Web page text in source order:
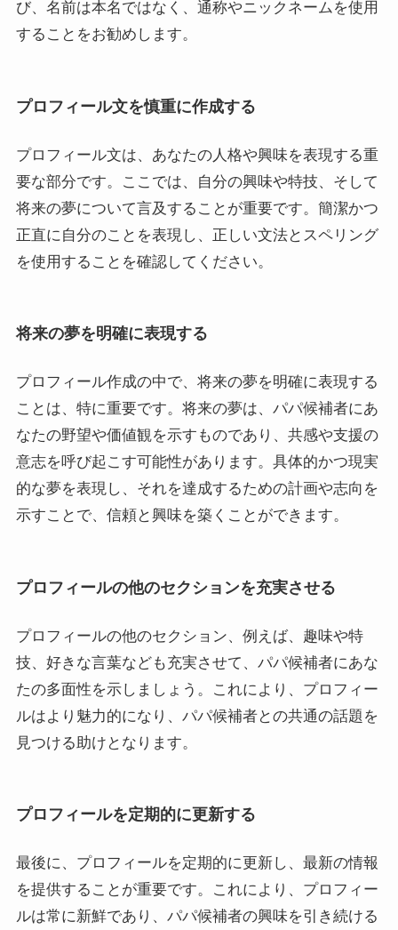
び、名前は本名ではなく、通称やニックネームを使用
することをお勧めします。
プロフィール文を慎重に作成する
プロフィール文は、あなたの人格や興味を表現する重
要な部分です。ここでは、自分の興味や特技、そして
将来の夢について言及することが重要です。簡潔かつ
正直に自分のことを表現し、正しい文法とスペリング
を使用することを確認してください。
将来の夢を明確に表現する
プロフィール作成の中で、将来の夢を明確に表現する
ことは、特に重要です。将来の夢は、パパ候補者にあ
なたの野望や価値観を示すものであり、共感や支援の
意志を呼び起こす可能性があります。具体的かつ現実
的な夢を表現し、それを達成するための計画や志向を
示すことで、信頼と興味を築くことができます。
プロフィールの他のセクションを充実させる
プロフィールの他のセクション、例えば、趣味や特
技、好きな言葉なども充実させて、パパ候補者にあな
たの多面性を示しましょう。これにより、プロフィー
ルはより魅力的になり、パパ候補者との共通の話題を
見つける助けとなります。
プロフィールを定期的に更新する
最後に、プロフィールを定期的に更新し、最新の情報
を提供することが重要です。これにより、プロフィー
ルは常に新鮮であり、パパ候補者の興味を引き続ける